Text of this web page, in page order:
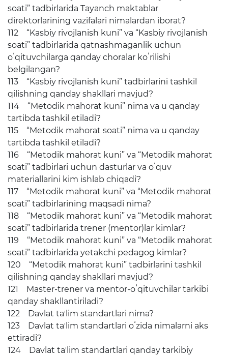
soati” tadbirlarida Tayanch maktablar
direktorlarining vazifalari nimalardan iborat?
112 “Kasbiy rivojlanish kuni” va “Kasbiy rivojlanish
soati” tadbirlarida qatnashmaganlik uchun
oʻqituvchilarga qanday choralar koʻrilishi
belgilangan?
113 “Kasbiy rivojlanish kuni” tadbirlarini tashkil
qilishning qanday shakllari mavjud?
114 “Metodik mahorat kuni” nima va u qanday
tartibda tashkil etiladi?
115 “Metodik mahorat soati” nima va u qanday
tartibda tashkil etiladi?
116 “Metodik mahorat kuni” va “Metodik mahorat
soati” tadbirlari uchun dasturlar va oʻquv
materiallarini kim ishlab chiqadi?
117 “Metodik mahorat kuni” va “Metodik mahorat
soati” tadbirlarining maqsadi nima?
118 “Metodik mahorat kuni” va “Metodik mahorat
soati” tadbirlarida trener (mentor)lar kimlar?
119 “Metodik mahorat kuni” va “Metodik mahorat
soati” tadbirlarida yetakchi pedagog kimlar?
120 “Metodik mahorat kuni” tadbirlarini tashkil
qilishning qanday shakllari mavjud?
121 Master-trener va mentor-oʻqituvchilar tarkibi
qanday shakllantiriladi?
122 Davlat taʼlim standartlari nima?
123 Davlat taʼlim standartlari oʻzida nimalarni aks
ettiradi?
124 Davlat taʼlim standartlari qanday tarkibiy